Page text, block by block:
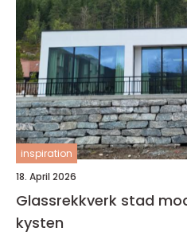
inspiration
18. April 2026
Glassrekkverk stad moderne tryggleik ved
kysten